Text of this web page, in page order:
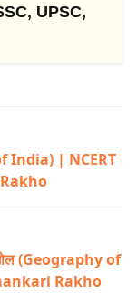
UPSC,
India) | NCERT
(Geography of
Rakho